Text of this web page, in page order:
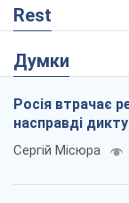
Rest
Думки
Росія втрачає
насправді
Сергій Місюра